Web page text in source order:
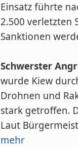
Einsatz führte
2.500 verletzten
Sanktionen
Schwerster
wurde Kiew
Drohnen und
stark getroffen.
Laut
mehr